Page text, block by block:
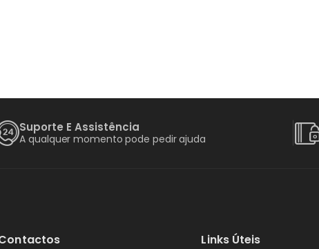
Suporte E Assistência
A qualquer momento pode pedir ajuda
Links Úteis